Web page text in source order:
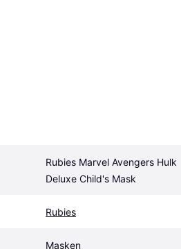
Rubies Marvel Avengers Hulk
Deluxe Child's Mask
Rubies
Masken